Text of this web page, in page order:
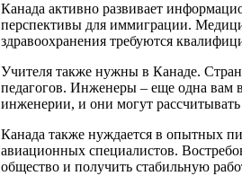
Канада активно развивает
перспективы для иммиграции.
здравоохранения требуются
Учителя также нужны в Канаде.
педагогов. Инженеры – еще одна вам
инженерии, и они могут
Канада также нуждается в опытных
авиационных специалистов.
общество и получить стабильную